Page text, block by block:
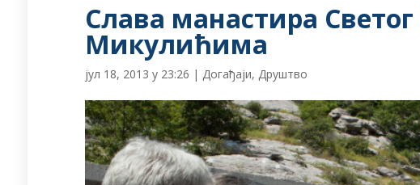
Слава манастира
Микулићима
јул 18, 2013 у 23:26 |Догађаји,Друштво